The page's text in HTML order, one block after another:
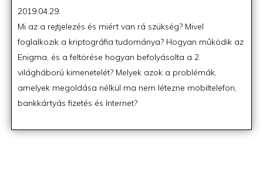
Posted
on
2019.04.29.
Mi az a rejtjelezés és miért van rá szükség? Mivel
foglalkozik a kriptográfia tudománya? Hogyan működik az
Enigma, és a feltörése hogyan befolyásolta a 2.
világháború kimenetelét? Melyek azok a problémák,
amelyek megoldása nélkül ma nem létezne mobiltelefon,
bankkártyás fizetés és Internet?